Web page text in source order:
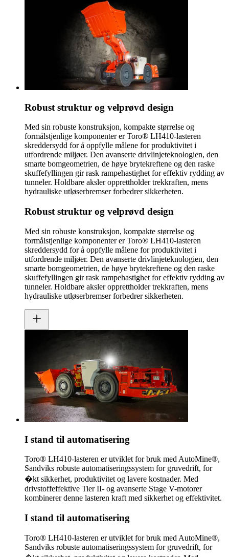
Robust struktur og velprøvd design
Med sin robuste konstruksjon, kompakte størrelse og
formålstjenlige komponenter er Toro® LH410-lasteren
skreddersydd for å oppfylle målene for produktivitet i
utfordrende miljøer. Den avanserte drivlinjeteknologien, den
smarte bomgeometrien, de høye brytekreftene og den raske
skuffefyllingen gir rask rampehastighet for effektiv rydding av
tunneler. Holdbare aksler opprettholder trekkraften, mens
hydrauliske utløserbremser forbedrer sikkerheten.
Robust struktur og velprøvd design
Med sin robuste konstruksjon, kompakte størrelse og
formålstjenlige komponenter er Toro® LH410-lasteren
skreddersydd for å oppfylle målene for produktivitet i
utfordrende miljøer. Den avanserte drivlinjeteknologien, den
smarte bomgeometrien, de høye brytekreftene og den raske
skuffefyllingen gir rask rampehastighet for effektiv rydding av
tunneler. Holdbare aksler opprettholder trekkraften, mens
hydrauliske utløserbremser forbedrer sikkerheten.
I stand til automatisering
Toro® LH410-lasteren er utviklet for bruk med AutoMine®,
Sandviks robuste automatiseringssystem for gruvedrift, for
�kt sikkerhet, produktivitet og lavere kostnader. Med
drivstoffeffektive Tier II- og avanserte Stage V-motorer
kombinerer denne lasteren kraft med sikkerhet og effektivitet.
I stand til automatisering
Toro® LH410-lasteren er utviklet for bruk med AutoMine®,
Sandviks robuste automatiseringssystem for gruvedrift, for